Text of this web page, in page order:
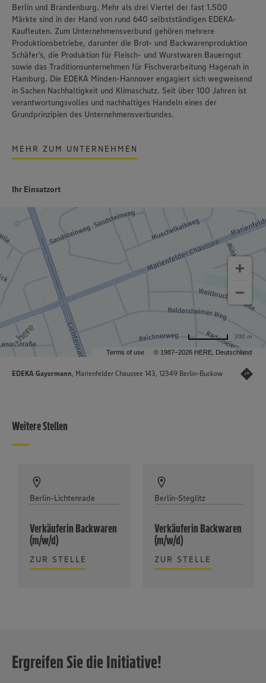
Berlin und Brandenburg. Mehr als drei Viertel der fast 1.500
Märkte sind in der Hand von rund 640 selbstständigen EDEKA-
Kaufleuten. Zum Unternehmensverbund gehören mehrere
Produktionsbetriebe, darunter die Brot- und Backwarenproduktion
Schäfer’s, die Produktion für Fleisch- und Wurstwaren Bauerngut
sowie das Traditionsunternehmen für Fischverarbeitung Hagenah in
Hamburg. Die EDEKA Minden-Hannover engagiert sich wegweisend
in Sachen Nachhaltigkeit und Klimaschutz. Seit über 100 Jahren ist
verantwortungsvolles und nachhaltiges Handeln eines der
Grundprinzipien des Unternehmensverbundes.
MEHR ZUM UNTERNEHMEN
Ihr Einsatzort
Terms of use © 1987–2026 HERE, Deutschland
200 m
EDEKA Gayermann, Marienfelder Chaussee 143, 12349 Berlin-Buckow
Weitere Stellen
Berlin-Lichtenrade
Verkäuferin Backwaren
(m/w/d)
ZUR STELLE
Berlin-Steglitz
Verkäuferin Backwaren
(m/w/d)
ZUR STELLE
Ergreifen Sie die Initiative!